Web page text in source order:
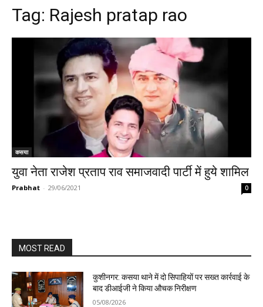
Tag: Rajesh pratap rao
कसया
युवा नेता राजेश प्रताप राव समाजवादी पार्टी में हुये शामिल
Prabhat - 29/06/2021 0
MOST READ
कुशीनगर: कसया थाने में दो सिपाहियों पर सख्त कार्रवाई के
बाद डीआईजी ने किया औचक निरीक्षण
05/08/2026